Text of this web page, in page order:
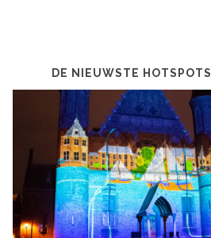
DE NIEUWSTE HOTSPOTS